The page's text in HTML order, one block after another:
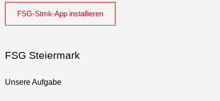
FSG-Stmk-App installieren
FSG Steiermark
Unsere Aufgabe